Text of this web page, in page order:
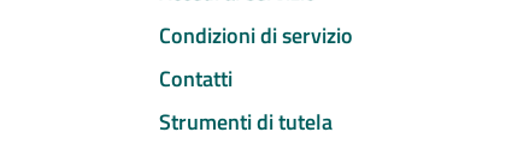
Condizioni di servizio
Contatti
Strumenti di tutela